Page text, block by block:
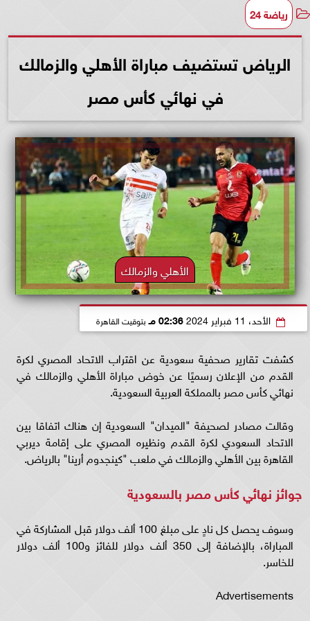
رياضة 24
الرياض تستضيف مباراة الأهلي والزمالك
في نهائي كأس مصر
الأهلي والزمالك
الأحد، 11 فبراير 2024 02:36 مـ بتوقيت القاهرة
كشفت تقارير صحفية سعودية عن اقتراب الاتحاد المصري لكرة
القدم من الإعلان رسميًا عن خوض مباراة الأهلي والزمالك في
نهائي كأس مصر بالمملكة العربية السعودية.
وقالت مصادر لصحيفة "الميدان" السعودية إن هناك اتفاقا بين
الاتحاد السعودي لكرة القدم ونظيره المصري على إقامة ديربي
القاهرة بين الأهلي والزمالك في ملعب "كينجدوم أرينا" بالرياض.
جوائز نهائي كأس مصر بالسعودية
وسوف يحصل كل نادٍ على مبلغ 100 ألف دولار قبل المشاركة في
المباراة، بالإضافة إلى 350 ألف دولار للفائز و100 ألف دولار
للخاسر.
Advertisements